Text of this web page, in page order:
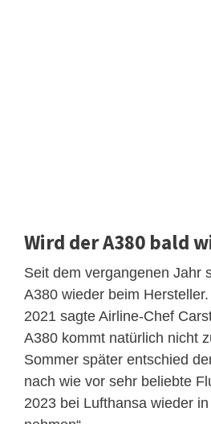
Wird der A380 bald
Seit dem vergangenen Jahr
A380 wieder beim
2021 sagte Airline-Chef
A380 kommt natürlich nicht
Sommer später entschied
nach wie vor sehr beliebte
2023 bei Lufthansa wieder